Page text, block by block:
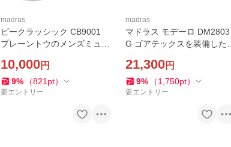
madras
ビークラッシック CB9001
プレーントウのメンズミュー
10,000円
9% （821 pt）
要エントリー
madras
マドラス モデーロ DM2803
G ゴアテックスを装備したモ
ューズ madras MODELLO
21,300円
9% （1,750pt）
要エントリー